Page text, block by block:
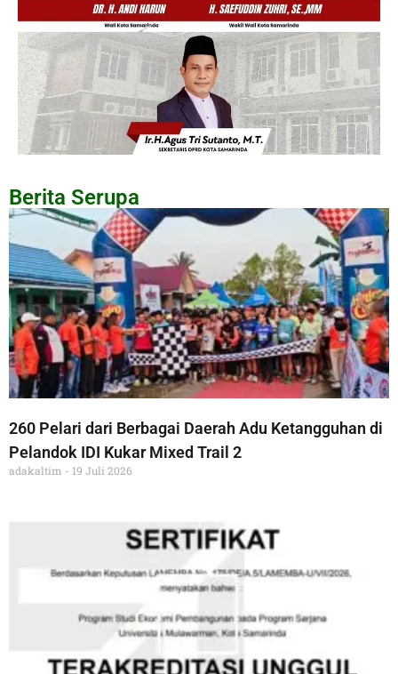
Berita Serupa
260 Pelari dari Berbagai Daerah Adu Ketangguhan di
Pelandok IDI Kukar Mixed Trail 2
adakaltim 19 Juli 2026